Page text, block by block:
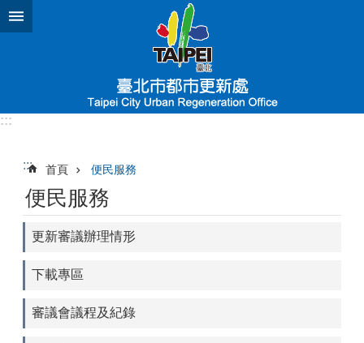
跳到主要內容區塊
:::
::: 首頁 便民服務
便民服務
更新審議辦理情形
下載專區
審議會議程及紀錄